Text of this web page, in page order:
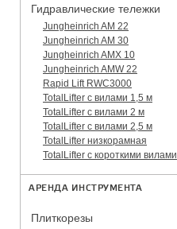
Гидравлические тележки
Jungheinrich AM 22
Jungheinrich AM 30
Jungheinrich AMX 10
Jungheinrich AMW 22
Rapid Lift RWC3000
TotalLifter с вилами 1,5 м
TotalLifter с вилами 2 м
TotalLifter с вилами 2,5 м
TotalLifter низкорамная
TotalLifter с короткими вилами
АРЕНДА ИНСТРУМЕНТА
Плиткорезы